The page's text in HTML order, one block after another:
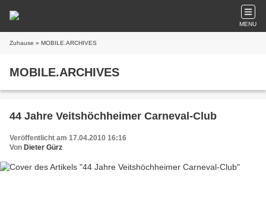
MENU
Zuhause » MOBILE.ARCHIVES
MOBILE.ARCHIVES
44 Jahre Veitshöchheimer Carneval-Club
Veröffentlicht am 17.04.2010 16:16
Von Dieter Gürz